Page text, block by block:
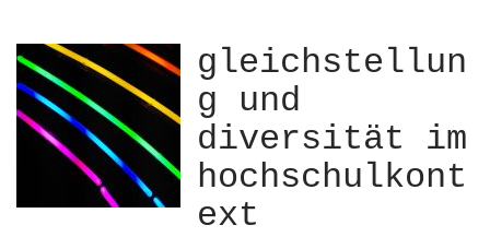
gleichstellun
g und
diversität im
hochschulkont
ext